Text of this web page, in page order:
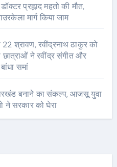
प्रह्लाद महतो की मौत,
मार्ग किया जाम
श्रावण, रवींद्रनाथ ठाकुर को
छात्राओं ने रवींद्र संगीत और
समां
बनाने का संकल्प, आजसू युवा
ने सरकार को घेरा